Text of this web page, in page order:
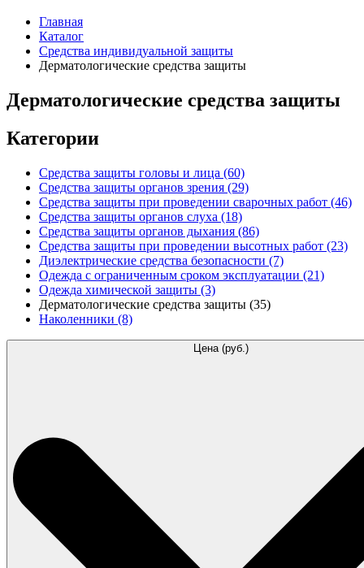
Главная
Каталог
Средства индивидуальной защиты
Дерматологические средства защиты
Дерматологические средства защиты
Категории
Средства защиты головы и лица (60)
Средства защиты органов зрения (29)
Средства защиты при проведении сварочных работ (46)
Средства защиты органов слуха (18)
Средства защиты органов дыхания (86)
Средства защиты при проведении высотных работ (23)
Диэлектрические средства безопасности (7)
Одежда с ограниченным сроком эксплуатации (21)
Одежда химической защиты (3)
Дерматологические средства защиты (35)
Наколенники (8)
Цена (руб.)